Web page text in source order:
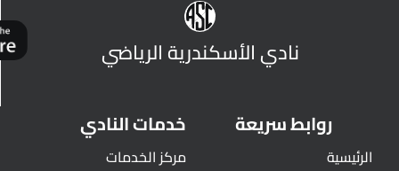
نادي الأسكندرية الرياضي
روابط سريعة
الرئيسية
خدمات النادي
مركز الخدمات